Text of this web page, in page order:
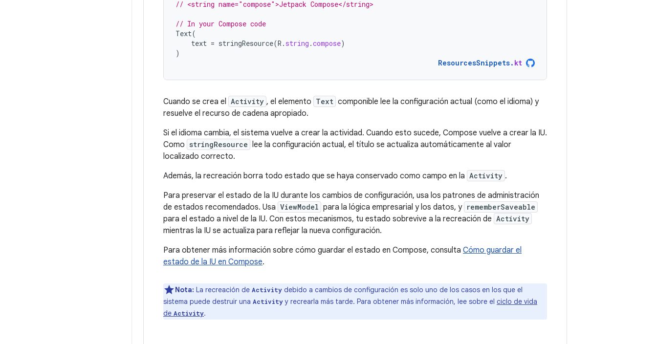
// <string name="compose">Jetpack Compose</string>
// In your Compose code
Text(
text = stringResource(R . string .compose)
)
ResourcesSnippets. kt
Cuando se crea el Activity , el elemento Text componible lee la configuración actual (como el idioma) y
resuelve el recurso de cadena apropiado.
Si el idioma cambia, el sistema vuelve a crear la actividad. Cuando esto sucede, Compose vuelve a crear la IU.
Como stringResource lee la configuración actual, el título se actualiza automáticamente al valor
localizado correcto.
Además, la recreación borra todo estado que se haya conservado como campo en la Activity .
Para preservar el estado de la IU durante los cambios de configuración, usa los patrones de administración
de estados recomendados. Usa ViewModel para la lógica empresarial y los datos, y rememberSaveable
para el estado a nivel de la IU. Con estos mecanismos, tu estado sobrevive a la recreación de Activity
mientras la IU se actualiza para reflejar la nueva configuración.
Para obtener más información sobre cómo guardar el estado en Compose, consulta Cómo guardar el
estado de la IU en Compose.
Nota: La recreación de Activity debido a cambios de configuración es solo uno de los casos en los que el
sistema puede destruir una Activityy recrearla más tarde. Para obtener más información, lee sobre el ciclo de vida
de Activity.